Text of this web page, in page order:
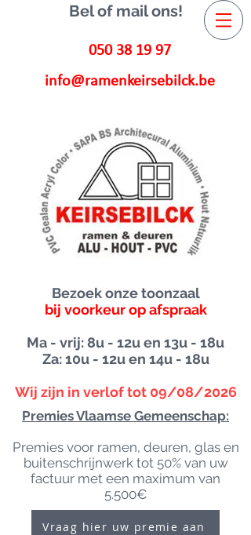
Bel of mail ons!
050 38 19 97
info@ramenkeirsebilck.be
Bezoek onze toonzaal
bij voorkeur op afspraak
Ma - vrij: 8u - 12u en 13u - 18u
Za: 10u - 12u en 14u - 18u
Wij zijn in verlof tot 09/08/2026
Premies Vlaamse Gemeenschap:
Premies voor ramen, deuren, glas en
buitenschrijnwerk tot 50% van uw
factuur met een maximum van
5.500€
Vraag hier uw premie aan